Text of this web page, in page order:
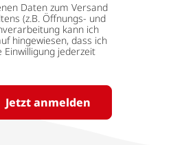
Daten zum Versand
(z.B. Öffnungs- und
kann ich
hingewiesen, dass ich
jederzeit
Jetzt anmelden